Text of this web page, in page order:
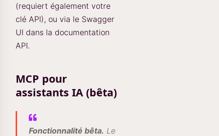
(requiert également votre
clé API), ou via le Swagger
UI dans la documentation
API.
MCP pour
assistants IA (bêta)
Fonctionnalité bêta. Le